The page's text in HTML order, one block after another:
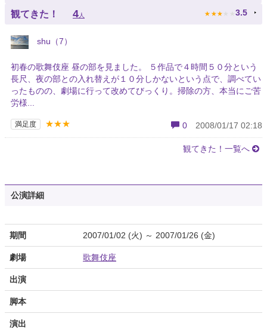
観てきた！ 4人 ★ ★ ★ ★ ★ 3.5
shu（7）
初春の歌舞伎座 昼の部を見ました。 ５作品で４時間５０分という
長尺、夜の部との入れ替えが１０分しかないという点で、調べてい
ったものの、劇場に行って改めてびっくり。掃除の方、本当にご苦
労様...
満足度 ★★★ 0 2008/01/17 02:18
観てきた！一覧へ
公演詳細
期間 2007/01/02 (火) ～ 2007/01/26 (金)
劇場 歌舞伎座
出演
脚本
演出